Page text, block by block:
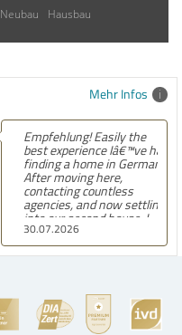
Neubau Hausbau
Mehr Infos
30.07.2026
Empfehlung! Easily the
best experience Iâ€™ve had
finding a home in Germany.
After moving here,
contacting countless
agencies, and now settling
into our second house, I
know firsthand how
challenging and
overwhelming the German
stands out far above the
rest. They made the entire
process smooth,